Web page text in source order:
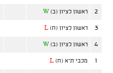
2 ראשון לציון (ב) W
3 ראשון לציון (ח) L
4 ראשון לציון (ב) W
1 מכבי ת"א (ח) L